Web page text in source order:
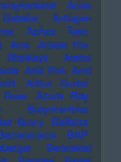
Annie
Antilopen
Aphex Twin
Arca Arcade Fire
Aretha
Ariel Pink Arnd
Arthur Gunter
Azure Ray
Babyshambles
Bunny Balbina
BAP
Barenaked